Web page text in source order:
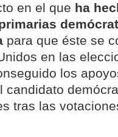
en el que ha
para que éste se
en las
los
candidato
tras las